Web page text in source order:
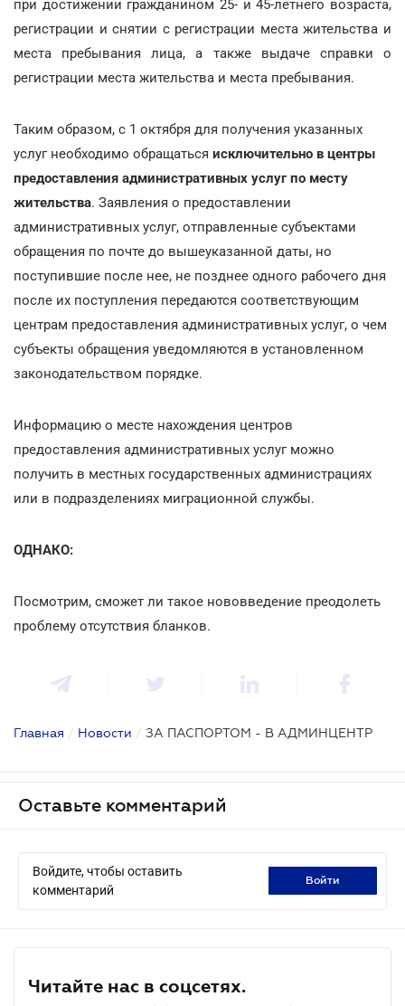
при достижении гражданином 25- и 45-летнего возраста,
регистрации и снятии с регистрации места жительства и
места пребывания лица, а также выдаче справки о
регистрации места жительства и места пребывания.
Таким образом, с 1 октября для получения указанных
услуг необходимо обращаться исключительно в центры
предоставления административных услуг по месту
жительства. Заявления о предоставлении
административных услуг, отправленные субъектами
обращения по почте до вышеуказанной даты, но
поступившие после нее, не позднее одного рабочего дня
после их поступления передаются соответствующим
центрам предоставления административных услуг, о чем
субъекты обращения уведомляются в установленном
законодательством порядке.
Информацию о месте нахождения центров
предоставления административных услуг можно
получить в местных государственных администрациях
или в подразделениях миграционной службы.
ОДНАКО:
Посмотрим, сможет ли такое нововведение преодолеть
проблему отсутствия бланков.
Главная / Новости / ЗА ПАСПОРТОМ - В АДМИНЦЕНТР
Оставьте комментарий
Войдите, чтобы оставить
комментарий
войти
Читайте нас в соцсетях.